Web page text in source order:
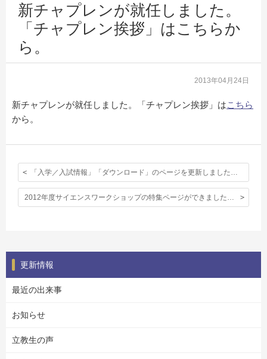
新チャプレンが就任しました。
「チャプレン挨拶」はこちらか
ら。
2013年04月24日
新チャプレンが就任しました。「チャプレン挨拶」はこちら
から。
更新情報
最近の出来事
お知らせ
立教生の声